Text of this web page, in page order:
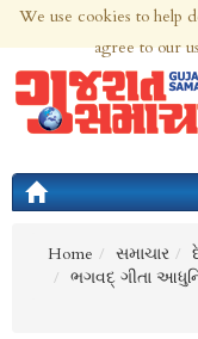
8th Aug 2026 | Updated at
Home
સમાચાર
ભગવદ્ ગીતા
We use cookies to help
agree to our